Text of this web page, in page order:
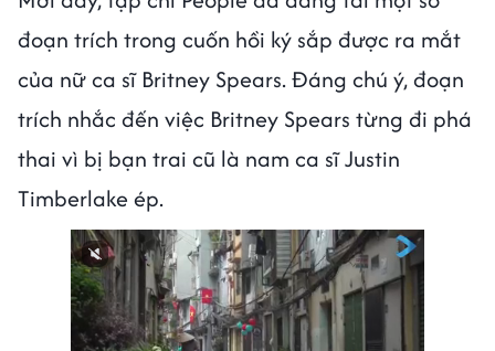
đoạn trích trong cuốn hồi ký sắp được ra mắt
của nữ ca sĩ Britney Spears. Đáng chú ý, đoạn
trích nhắc đến việc Britney Spears từng đi phá
thai vì bị bạn trai cũ là nam ca sĩ Justin
Timberlake ép.